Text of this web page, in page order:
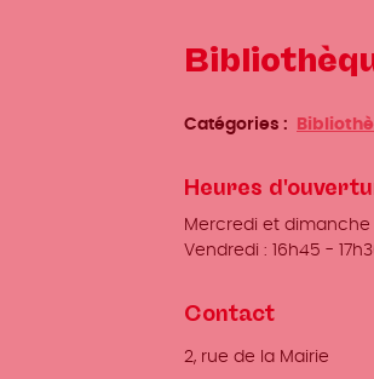
Catégories
Heures
Mercredi et dimanche
Vendredi : 16h45 -
Contact
Adresse
2, rue de la Mairie